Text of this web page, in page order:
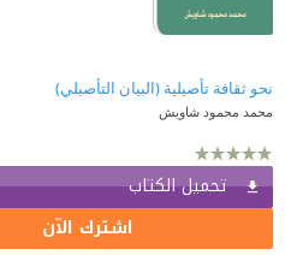
نحو ثقافة تأصيلية (البيان التأصيلي)
محمد محمود شاويش
تحميل الكتاب
اشترك الآن